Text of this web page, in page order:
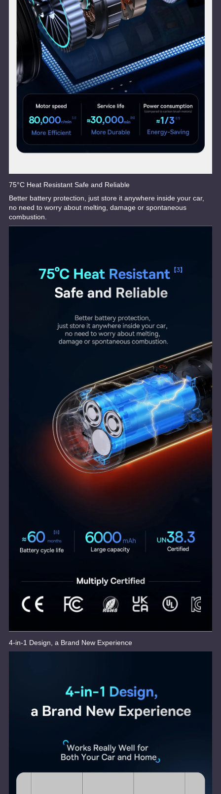
75°C Heat Resistant Safe and Reliable
Better battery protection, just store it anywhere inside your car,
no need to worry about melting, damage or spontaneous
combustion.
4-in-1 Design, a Brand New Experience